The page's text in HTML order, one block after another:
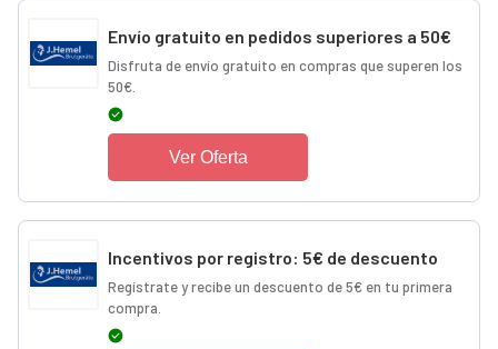
Envío gratuito en pedidos superiores a 50€
Disfruta de envío gratuito en compras que superen los
50€.
Ver Oferta
Incentivos por registro: 5€ de descuento
Regístrate y recibe un descuento de 5€ en tu primera
compra.